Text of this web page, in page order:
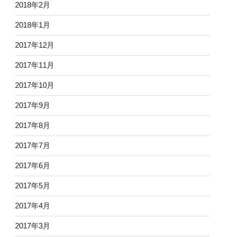
2018年2月
2018年1月
2017年12月
2017年11月
2017年10月
2017年9月
2017年8月
2017年7月
2017年6月
2017年5月
2017年4月
2017年3月